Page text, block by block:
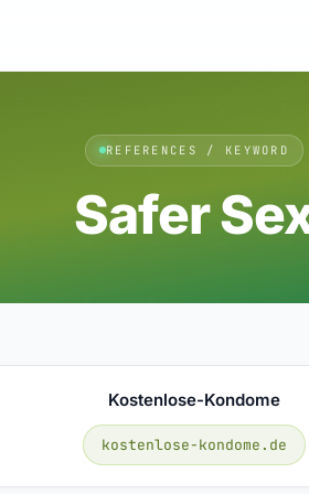
REFERENCES / KEYWORD
Safer
Kostenlose-Kondome
kostenlose-kondome.de